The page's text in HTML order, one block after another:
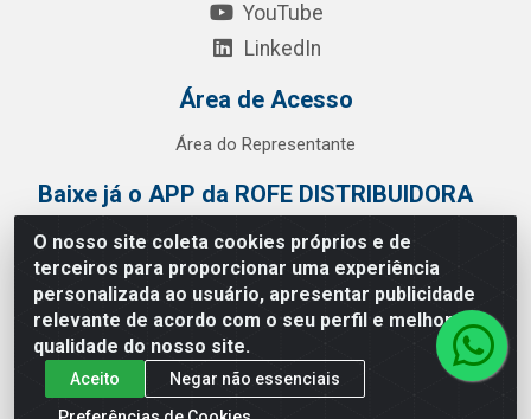
O nosso site coleta cookies próprios e de
terceiros para proporcionar uma experiência
personalizada ao usuário, apresentar publicidade
relevante de acordo com o seu perfil e melhorar a
qualidade do nosso site.
Aceito
Negar não essenciais
YouTube
LinkedIn
Área de Acesso
Área do Representante
Baixe já o APP da ROFE DISTRIBUIDORA